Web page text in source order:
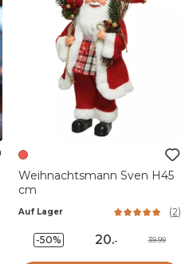
Weihnachtsmann Sven H45
cm
Auf Lager (2)
-50% 20.- 39.99